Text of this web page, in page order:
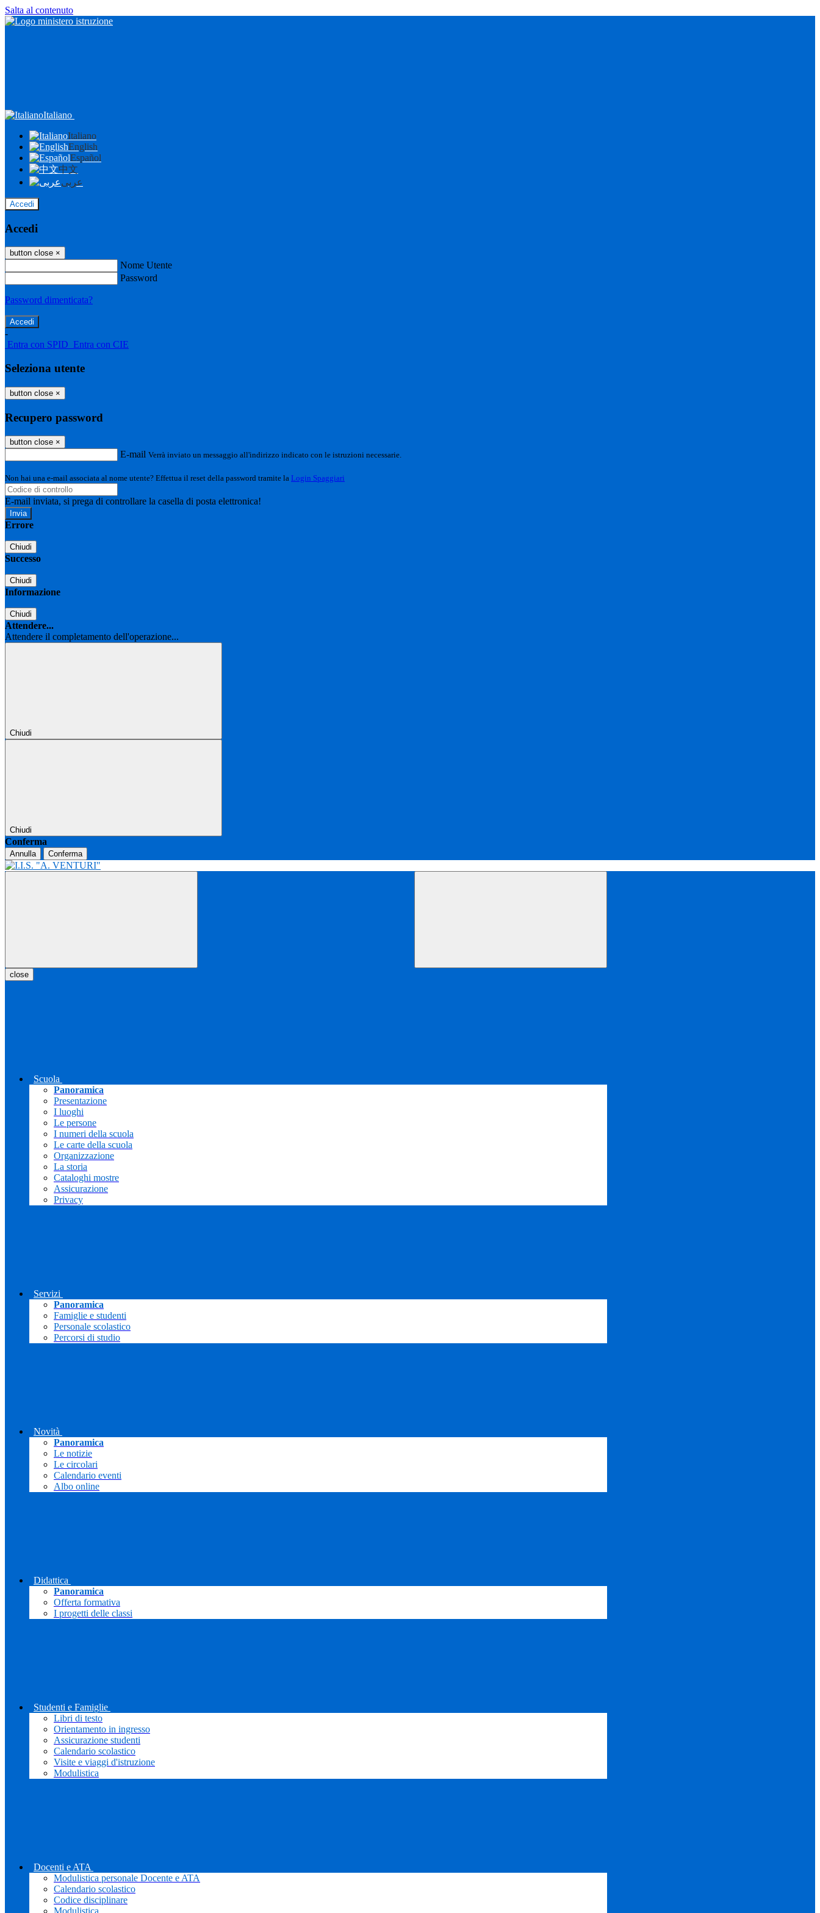
Salta al contenuto
Italiano
Italiano
English
Español
中文
عربى
Accedi
Accedi
button close ×
Nome Utente
Password
Password dimenticata?
-
Entra con SPID Entra con CIE
Seleziona utente
button close ×
Recupero password
button close ×
E-mail Verrà inviato un messaggio all'indirizzo indicato con le istruzioni necessarie.
Non hai una e-mail associata al nome utente? Effettua il reset della password tramite la Login Spaggiari
E-mail inviata, si prega di controllare la casella di posta elettronica!
Errore
Chiudi
Successo
Chiudi
Informazione
Chiudi
Attendere...
Attendere il completamento dell'operazione...
Chiudi
Chiudi
Conferma
Annulla Conferma
close
Scuola
Panoramica
Presentazione
I luoghi
Le persone
I numeri della scuola
Le carte della scuola
Organizzazione
La storia
Cataloghi mostre
Assicurazione
Privacy
Servizi
Panoramica
Famiglie e studenti
Personale scolastico
Percorsi di studio
Novità
Panoramica
Le notizie
Le circolari
Calendario eventi
Albo online
Didattica
Panoramica
Offerta formativa
I progetti delle classi
Studenti e Famiglie
Libri di testo
Orientamento in ingresso
Assicurazione studenti
Calendario scolastico
Visite e viaggi d'istruzione
Modulistica
Docenti e ATA
Modulistica personale Docente e ATA
Calendario scolastico
Codice disciplinare